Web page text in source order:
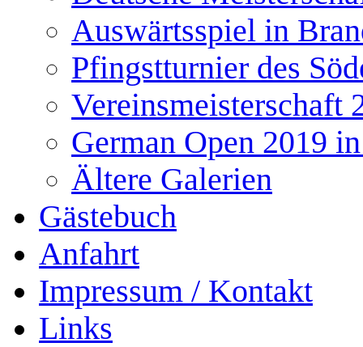
Auswärtsspiel in
Pfingstturnier des
Vereinsmeisterschaft
German Open 2019
Ältere Galerien
Gästebuch
Anfahrt
Impressum / Kontakt
Links